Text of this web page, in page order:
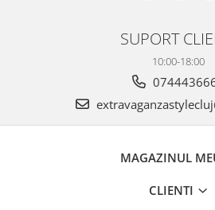
SUPORT
10:00-18:00
MAGAZINUL
CLIENTI